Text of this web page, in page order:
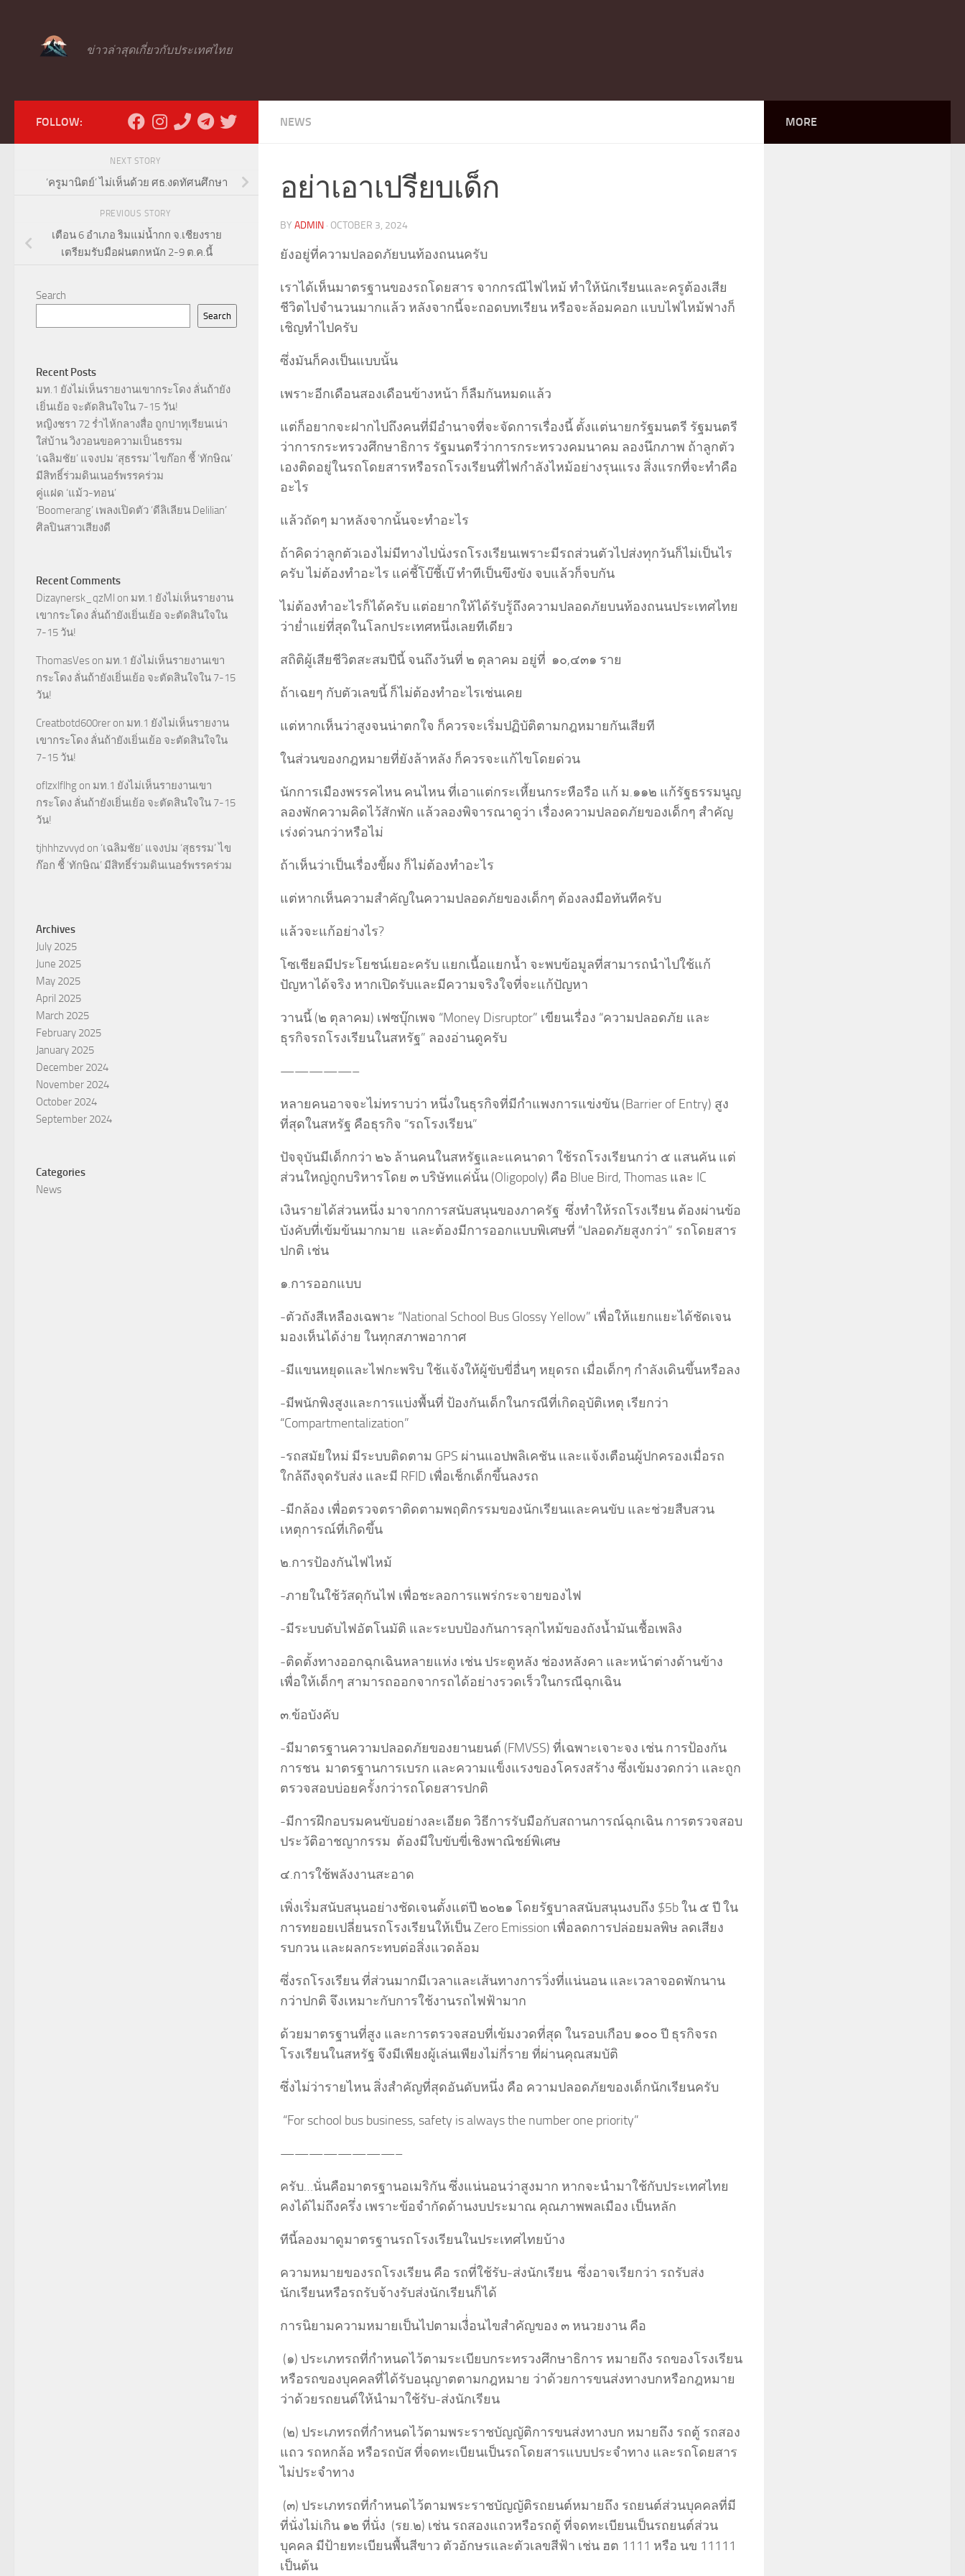
ข่าวล่าสุดเกี่ยวกับประเทศไทย
NEWS
อย่าเอาเปรียบเด็ก
BY ADMIN · OCTOBER 3, 2024
ยังอยู่ที่ความปลอดภัยบนท้องถนนครับ
เราได้เห็นมาตรฐานของรถโดยสาร จากกรณีไฟไหม้ ทำให้นักเรียนและครูต้องเสีย
ชีวิตไปจำนวนมากแล้ว หลังจากนี้จะถอดบทเรียน หรือจะล้อมคอก แบบไฟไหม้ฟางก็
เชิญทำไปครับ
ซึ่งมันก็คงเป็นแบบนั้น
เพราะอีกเดือนสองเดือนข้างหน้า ก็ลืมกันหมดแล้ว
แต่ก็อยากจะฝากไปถึงคนที่มีอำนาจที่จะจัดการเรื่องนี้ ตั้งแต่นายกรัฐมนตรี รัฐมนตรี
ว่าการกระทรวงศึกษาธิการ รัฐมนตรีว่าการกระทรวงคมนาคม ลองนึกภาพ ถ้าลูกตัว
เองติดอยู่ในรถโดยสารหรือรถโรงเรียนที่ไฟกำลังไหม้อย่างรุนแรง สิ่งแรกที่จะทำคือ
อะไร
แล้วถัดๆ มาหลังจากนั้นจะทำอะไร
ถ้าคิดว่าลูกตัวเองไม่มีทางไปนั่งรถโรงเรียนเพราะมีรถส่วนตัวไปส่งทุกวันก็ไม่เป็นไร
ครับ ไม่ต้องทำอะไร แค่ชี้โบ๊ชี้เบ๊ ทำทีเป็นขึงขัง จบแล้วก็จบกัน
ไม่ต้องทำอะไรก็ได้ครับ แต่อยากให้ได้รับรู้ถึงความปลอดภัยบนท้องถนนประเทศไทย
ว่าย่ำแย่ที่สุดในโลกประเทศหนึ่งเลยทีเดียว
สถิติผู้เสียชีวิตสะสมปีนี้ จนถึงวันที่ ๒ ตุลาคม อยู่ที่ ๑๐,๔๓๑ ราย
ถ้าเฉยๆ กับตัวเลขนี้ ก็ไม่ต้องทำอะไรเช่นเคย
แต่หากเห็นว่าสูงจนน่าตกใจ ก็ควรจะเริ่มปฏิบัติตามกฎหมายกันเสียที
ในส่วนของกฎหมายที่ยังล้าหลัง ก็ควรจะแก้ไขโดยด่วน
นักการเมืองพรรคไหน คนไหน ที่เอาแต่กระเหี้ยนกระหือรือ แก้ ม.๑๑๒ แก้รัฐธรรมนูญ
ลองพักความคิดไว้สักพัก แล้วลองพิจารณาดูว่า เรื่องความปลอดภัยของเด็กๆ สำคัญ
เร่งด่วนกว่าหรือไม่
ถ้าเห็นว่าเป็นเรื่องขี้ผง ก็ไม่ต้องทำอะไร
แต่หากเห็นความสำคัญในความปลอดภัยของเด็กๆ ต้องลงมือทันทีครับ
แล้วจะแก้อย่างไร?
โซเชียลมีประโยชน์เยอะครับ แยกเนื้อแยกน้ำ จะพบข้อมูลที่สามารถนำไปใช้แก้
ปัญหาได้จริง หากเปิดรับและมีความจริงใจที่จะแก้ปัญหา
วานนี้ (๒ ตุลาคม) เฟซบุ๊กเพจ “Money Disruptor” เขียนเรื่อง “ความปลอดภัย และ
ธุรกิจรถโรงเรียนในสหรัฐ” ลองอ่านดูครับ
—————–
หลายคนอาจจะไม่ทราบว่า หนึ่งในธุรกิจที่มีกำแพงการแข่งขัน (Barrier of Entry) สูง
ที่สุดในสหรัฐ คือธุรกิจ “รถโรงเรียน”
ปัจจุบันมีเด็กกว่า ๒๖ ล้านคนในสหรัฐและแคนาดา ใช้รถโรงเรียนกว่า ๕ แสนคัน แต่
ส่วนใหญ่ถูกบริหารโดย ๓ บริษัทแค่นั้น (Oligopoly) คือ Blue Bird, Thomas และ IC
เงินรายได้ส่วนหนึ่ง มาจากการสนับสนุนของภาครัฐ ซึ่งทำให้รถโรงเรียน ต้องผ่านข้อ
บังคับที่เข้มข้นมากมาย และต้องมีการออกแบบพิเศษที่ “ปลอดภัยสูงกว่า” รถโดยสาร
ปกติ เช่น
๑.การออกแบบ
-ตัวถังสีเหลืองเฉพาะ “National School Bus Glossy Yellow” เพื่อให้แยกแยะได้ชัดเจน
มองเห็นได้ง่าย ในทุกสภาพอากาศ
-มีแขนหยุดและไฟกะพริบ ใช้แจ้งให้ผู้ขับขี่อื่นๆ หยุดรถ เมื่อเด็กๆ กำลังเดินขึ้นหรือลง
-มีพนักพิงสูงและการแบ่งพื้นที่ ป้องกันเด็กในกรณีที่เกิดอุบัติเหตุ เรียกว่า
“Compartmentalization”
-รถสมัยใหม่ มีระบบติดตาม GPS ผ่านแอปพลิเคชัน และแจ้งเตือนผู้ปกครองเมื่อรถ
ใกล้ถึงจุดรับส่ง และมี RFID เพื่อเช็กเด็กขึ้นลงรถ
-มีกล้อง เพื่อตรวจตราติดตามพฤติกรรมของนักเรียนและคนขับ และช่วยสืบสวน
เหตุการณ์ที่เกิดขึ้น
๒.การป้องกันไฟไหม้
-ภายในใช้วัสดุกันไฟ เพื่อชะลอการแพร่กระจายของไฟ
-มีระบบดับไฟอัตโนมัติ และระบบป้องกันการลุกไหม้ของถังน้ำมันเชื้อเพลิง
-ติดตั้งทางออกฉุกเฉินหลายแห่ง เช่น ประตูหลัง ช่องหลังคา และหน้าต่างด้านข้าง
เพื่อให้เด็กๆ สามารถออกจากรถได้อย่างรวดเร็วในกรณีฉุกเฉิน
๓.ข้อบังคับ
-มีมาตรฐานความปลอดภัยของยานยนต์ (FMVSS) ที่เฉพาะเจาะจง เช่น การป้องกัน
การชน มาตรฐานการเบรก และความแข็งแรงของโครงสร้าง ซึ่งเข้มงวดกว่า และถูก
ตรวจสอบบ่อยครั้งกว่ารถโดยสารปกติ
-มีการฝึกอบรมคนขับอย่างละเอียด วิธีการรับมือกับสถานการณ์ฉุกเฉิน การตรวจสอบ
ประวัติอาชญากรรม ต้องมีใบขับขี่เชิงพาณิชย์พิเศษ
๔.การใช้พลังงานสะอาด
เพิ่งเริ่มสนับสนุนอย่างชัดเจนตั้งแต่ปี ๒๐๒๑ โดยรัฐบาลสนับสนุนงบถึง $5b ใน ๕ ปี ใน
การทยอยเปลี่ยนรถโรงเรียนให้เป็น Zero Emission เพื่อลดการปล่อยมลพิษ ลดเสียง
รบกวน และผลกระทบต่อสิ่งแวดล้อม
ซึ่งรถโรงเรียน ที่ส่วนมากมีเวลาและเส้นทางการวิ่งที่แน่นอน และเวลาจอดพักนาน
กว่าปกติ จึงเหมาะกับการใช้งานรถไฟฟ้ามาก
ด้วยมาตรฐานที่สูง และการตรวจสอบที่เข้มงวดที่สุด ในรอบเกือบ ๑๐๐ ปี ธุรกิจรถ
โรงเรียนในสหรัฐ จึงมีเพียงผู้เล่นเพียงไม่กี่ราย ที่ผ่านคุณสมบัติ
ซึ่งไม่ว่ารายไหน สิ่งสำคัญที่สุดอันดับหนึ่ง คือ ความปลอดภัยของเด็กนักเรียนครับ
“For school bus business, safety is always the number one priority”
————————–
ครับ…นั่นคือมาตรฐานอเมริกัน ซึ่งแน่นอนว่าสูงมาก หากจะนำมาใช้กับประเทศไทย
คงได้ไม่ถึงครึ่ง เพราะข้อจำกัดด้านงบประมาณ คุณภาพพลเมือง เป็นหลัก
ทีนี้ลองมาดูมาตรฐานรถโรงเรียนในประเทศไทยบ้าง
ความหมายของรถโรงเรียน คือ รถที่ใช้รับ-ส่งนักเรียน ซึ่งอาจเรียกว่า รถรับส่ง
นักเรียนหรือรถรับจ้างรับส่งนักเรียนก็ได้
การนิยามความหมายเป็นไปตามเงื่่อนไขสำคัญของ ๓ หนวยงาน คือ
(๑) ประเภทรถที่กำหนดไว้ตามระเบียบกระทรวงศึกษาธิการ หมายถึง รถของโรงเรียน
หรือรถของบุคคลที่ได้รับอนุญาตตามกฎหมาย ว่าด้วยการขนส่งทางบกหรือกฎหมาย
ว่าด้วยรถยนต์ให้นำมาใช้รับ-ส่งนักเรียน
(๒) ประเภทรถที่กำหนดไว้ตามพระราชบัญญัติการขนส่งทางบก หมายถึง รถตู้ รถสอง
แถว รถหกล้อ หรือรถบัส ที่จดทะเบียนเป็นรถโดยสารแบบประจำทาง และรถโดยสาร
ไม่ประจำทาง
(๓) ประเภทรถที่กำหนดไว้ตามพระราชบัญญัติรถยนต์หมายถึง รถยนต์ส่วนบุคคลที่มี
ที่นั่งไม่เกิน ๑๒ ที่นั่ง (รย.๒) เช่น รถสองแถวหรือรถตู้ ที่จดทะเบียนเป็นรถยนต์ส่วน
บุคคล มีป้ายทะเบียนพื้นสีขาว ตัวอักษรและตัวเลขสีฟ้า เช่น ฮต 1111 หรือ นข 11111
เป็นต้น
FOLLOW:
NEXT STORY
‘ครูมานิตย์’ ไม่เห็นด้วย ศธ.งดทัศนศึกษา
PREVIOUS STORY
เตือน 6 อำเภอ ริมแม่น้ำกก จ.เชียงราย
เตรียมรับมือฝนตกหนัก 2-9 ต.ค.นี้
Search
Search
Recent Posts
มท.1 ยังไม่เห็นรายงานเขากระโดง ลั่นถ้ายัง
เยิ่นเย้อ จะตัดสินใจใน 7-15 วัน!
หญิงชรา 72 ร่ำไห้กลางสื่อ ถูกปาทุเรียนเน่า
ใส่บ้าน วิงวอนขอความเป็นธรรม
‘เฉลิมชัย’ แจงปม ‘สุธรรม’ ไขก๊อก ชี้ ‘ทักษิณ’
มีสิทธิ์ร่วมดินเนอร์พรรคร่วม
คู่แฝด ‘แม้ว-ทอน’
‘Boomerang’ เพลงเปิดตัว ‘ดีลิเลียน Delilian’
ศิลปินสาวเสียงดี
Recent Comments
Dizaynersk_qzMl on มท.1 ยังไม่เห็นรายงาน
เขากระโดง ลั่นถ้ายังเยิ่นเย้อ จะตัดสินใจใน
7-15 วัน!
ThomasVes on มท.1 ยังไม่เห็นรายงานเขา
กระโดง ลั่นถ้ายังเยิ่นเย้อ จะตัดสินใจใน 7-15
วัน!
Creatbotd600rer on มท.1 ยังไม่เห็นรายงาน
เขากระโดง ลั่นถ้ายังเยิ่นเย้อ จะตัดสินใจใน
7-15 วัน!
oflzxlflhg on มท.1 ยังไม่เห็นรายงานเขา
กระโดง ลั่นถ้ายังเยิ่นเย้อ จะตัดสินใจใน 7-15
วัน!
tjhhhzvvyd on ‘เฉลิมชัย’ แจงปม ‘สุธรรม’ ไข
ก๊อก ชี้ ‘ทักษิณ’ มีสิทธิ์ร่วมดินเนอร์พรรคร่วม
Archives
July 2025
June 2025
May 2025
April 2025
March 2025
February 2025
January 2025
December 2024
November 2024
October 2024
September 2024
Categories
News
MORE